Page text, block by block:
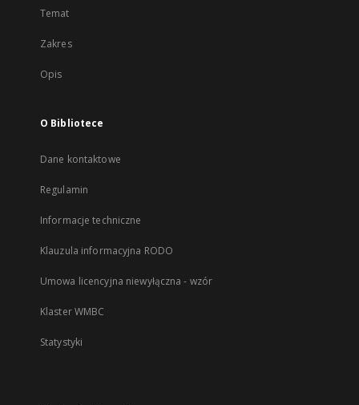
Temat
Zakres
Opis
O Bibliotece
Dane kontaktowe
Regulamin
Informacje techniczne
Klauzula informacyjna RODO
Umowa licencyjna niewyłączna - wzór
Klaster WMBC
Statystyki